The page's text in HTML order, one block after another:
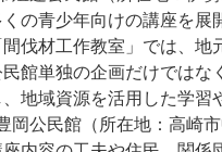
くの青少年向けの講座を展
間伐材工作教室」では、
民館単独の企画だけではな
、地域資源を活用した学習
岡公民館（所在地：高崎市